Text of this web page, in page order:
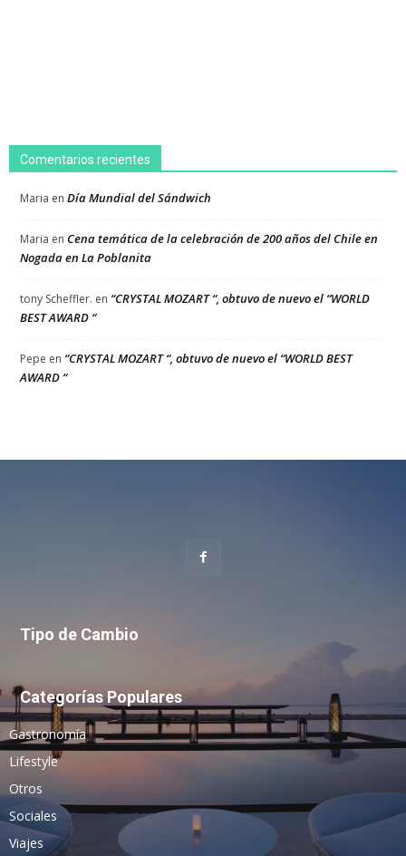
Comentarios recientes
Maria en Día Mundial del Sándwich
Maria en Cena temática de la celebración de 200 años del Chile en
Nogada en La Poblanita
tony Scheffler. en “CRYSTAL MOZART “, obtuvo de nuevo el “WORLD
BEST AWARD “
Pepe en “CRYSTAL MOZART “, obtuvo de nuevo el “WORLD BEST
AWARD “
Tipo de Cambio
Categorías Populares
Gastronomía
Lifestyle
Otros
Sociales
Viajes